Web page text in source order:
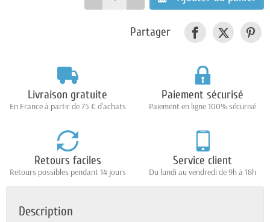
Partager
Livraison gratuite
En France à partir de 75 € d'achats
Paiement sécurisé
Paiement en ligne 100% sécurisé
Retours faciles
Retours possibles pendant 14 jours
Service client
Du lundi au vendredi de 9h à 18h
Description